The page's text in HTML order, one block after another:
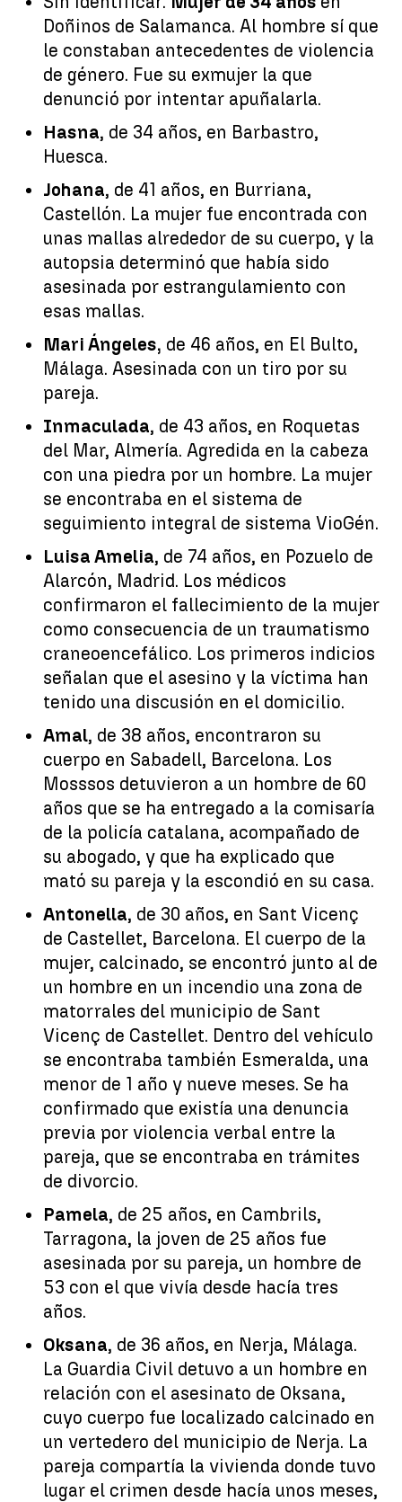
Doñinos de Salamanca. Al hombre sí que
le constaban antecedentes de violencia
de género. Fue su exmujer la que
denunció por intentar apuñalarla.
Hasna, de 34 años, en Barbastro,
Huesca.
Johana, de 41 años, en Burriana,
Castellón. La mujer fue encontrada con
unas mallas alrededor de su cuerpo, y la
autopsia determinó que había sido
asesinada por estrangulamiento con
esas mallas.
Mari Ángeles, de 46 años, en El Bulto,
Málaga. Asesinada con un tiro por su
pareja.
Inmaculada, de 43 años, en Roquetas
del Mar, Almería. Agredida en la cabeza
con una piedra por un hombre. La mujer
se encontraba en el sistema de
seguimiento integral de sistema VioGén.
Luisa Amelia, de 74 años, en Pozuelo de
Alarcón, Madrid. Los médicos
confirmaron el fallecimiento de la mujer
como consecuencia de un traumatismo
craneoencefálico. Los primeros indicios
señalan que el asesino y la víctima han
tenido una discusión en el domicilio.
Amal, de 38 años, encontraron su
cuerpo en Sabadell, Barcelona. Los
Mosssos detuvieron a un hombre de 60
años que se ha entregado a la comisaría
de la policía catalana, acompañado de
su abogado, y que ha explicado que
mató su pareja y la escondió en su casa.
Antonella, de 30 años, en Sant Vicenç
de Castellet, Barcelona. El cuerpo de la
mujer, calcinado, se encontró junto al de
un hombre en un incendio una zona de
matorrales del municipio de Sant
Vicenç de Castellet. Dentro del vehículo
se encontraba también Esmeralda, una
menor de 1 año y nueve meses. Se ha
confirmado que existía una denuncia
previa por violencia verbal entre la
pareja, que se encontraba en trámites
de divorcio.
Pamela, de 25 años, en Cambrils,
Tarragona, la joven de 25 años fue
asesinada por su pareja, un hombre de
53 con el que vivía desde hacía tres
años.
Oksana, de 36 años, en Nerja, Málaga.
La Guardia Civil detuvo a un hombre en
relación con el asesinato de Oksana,
cuyo cuerpo fue localizado calcinado en
un vertedero del municipio de Nerja. La
pareja compartía la vivienda donde tuvo
lugar el crimen desde hacía unos meses,